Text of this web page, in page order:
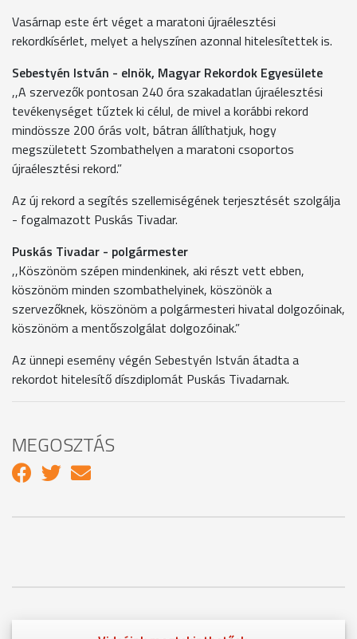
Vasárnap este ért véget a maratoni újraélesztési
rekordkísérlet, melyet a helyszínen azonnal hitelesítettek is.
Sebestyén István - elnök, Magyar Rekordok Egyesülete
,,A szervezők pontosan 240 óra szakadatlan újraélesztési
tevékenységet tűztek ki célul, de mivel a korábbi rekord
mindössze 200 órás volt, bátran állíthatjuk, hogy
megszületett Szombathelyen a maratoni csoportos
újraélesztési rekord.”
Az új rekord a segítés szellemiségének terjesztését szolgálja
- fogalmazott Puskás Tivadar.
Puskás Tivadar - polgármester
,,Köszönöm szépen mindenkinek, aki részt vett ebben,
köszönöm minden szombathelyinek, köszönök a
szervezőknek, köszönöm a polgármesteri hivatal dolgozóinak,
köszönöm a mentőszolgálat dolgozóinak.”
Az ünnepi esemény végén Sebestyén István átadta a
rekordot hitelesítő díszdiplomát Puskás Tivadarnak.
MEGOSZTÁS